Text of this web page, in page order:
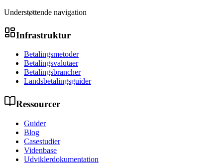
Understøttende navigation
Infrastruktur
Betalingsmetoder
Betalingsvalutaer
Betalingsbrancher
Landsbetalingsguider
Ressourcer
Guider
Blog
Casestudier
Videnbase
Udviklerdokumentation